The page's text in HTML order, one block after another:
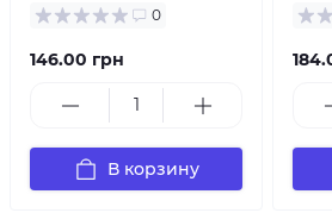
0
146.00 грн
В корзину